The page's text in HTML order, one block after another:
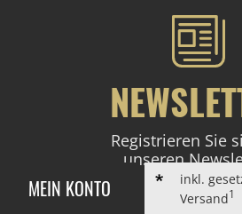
Registrieren Sie
unseren
MEIN KONTO
inkl.
Versand1